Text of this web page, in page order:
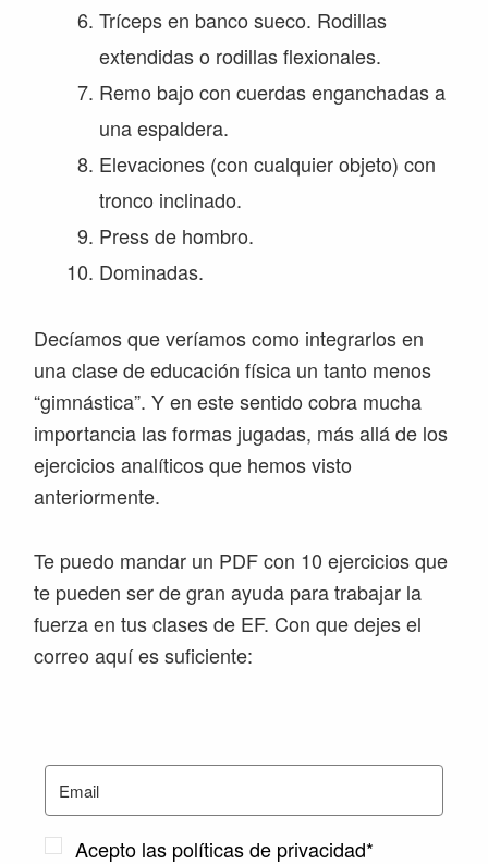
Tríceps en banco sueco. Rodillas
extendidas o rodillas flexionales.
Remo bajo con cuerdas enganchadas a
una espaldera.
Elevaciones (con cualquier objeto) con
tronco inclinado.
Press de hombro.
Dominadas.
Decíamos que veríamos como integrarlos en
una clase de educación física un tanto menos
“gimnástica”. Y en este sentido cobra mucha
importancia las formas jugadas, más allá de los
ejercicios analíticos que hemos visto
anteriormente.
Te puedo mandar un PDF con 10 ejercicios que
te pueden ser de gran ayuda para trabajar la
fuerza en tus clases de EF. Con que dejes el
correo aquí es suficiente:
Acepto las políticas de privacidad*